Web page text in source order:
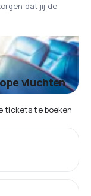
dat jij de
vluchten
tickets te boeken